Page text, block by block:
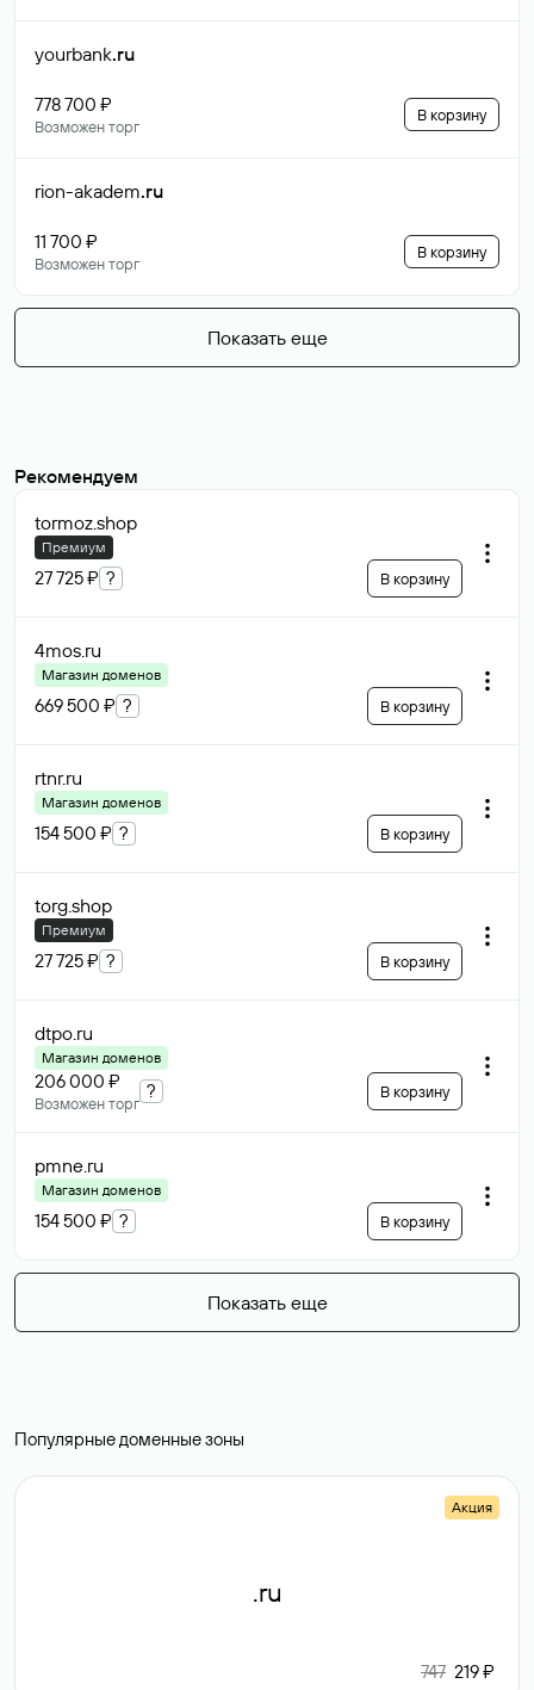
yourbank.ru
778 700 ₽
Возможен торг
В корзину
rion-akadem.ru
11 700 ₽
Возможен торг
В корзину
Показать еще
Рекомендуем
tormoz.shop
Премиум
27 725 ₽ ? В корзину
4mos.ru
Магазин доменов
669 500 ₽ ? В корзину
rtnr.ru
Магазин доменов
154 500 ₽ ? В корзину
torg.shop
Премиум
27 725 ₽ ? В корзину
dtpo.ru
Магазин доменов
206 000 ₽
Возможен торг
? В корзину
pmne.ru
Магазин доменов
154 500 ₽ ? В корзину
Показать еще
Популярные доменные зоны
Акция
.ru
747 219 ₽